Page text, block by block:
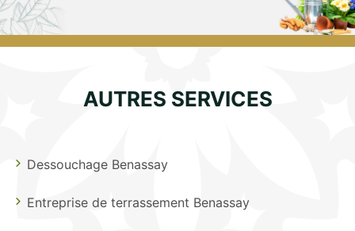
AUTRES SERVICES
Dessouchage Benassay
Entreprise de terrassement Benassay